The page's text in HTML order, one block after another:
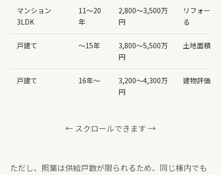
マンション
3LDK
11〜20
年
2,800〜3,500万
円
リフォーム
る
戸建て 〜15年
3,800〜5,500万
円
土地面積・
戸建て 16年〜
3,200〜4,300万
円
建物評価減
← スクロールできます →
ただし、照葉は供給戸数が限られるため、同じ棟内でも